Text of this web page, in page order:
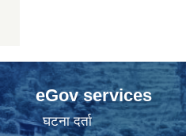
eGov services
घटना दर्ता